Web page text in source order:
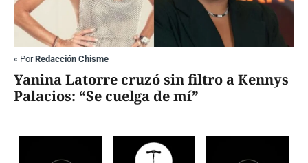
« PorRedacción Chisme
Yanina Latorre cruzó sin filtro a Kennys
Palacios: “Se cuelga de mí”